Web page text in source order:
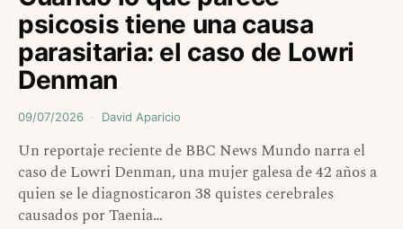
psicosis tiene una causa
parasitaria: el caso de Lowri
Denman
09/07/2026 David Aparicio
Un reportaje reciente de BBC News Mundo narra el
caso de Lowri Denman, una mujer galesa de 42 años a
quien se le diagnosticaron 38 quistes cerebrales
causados por Taenia…